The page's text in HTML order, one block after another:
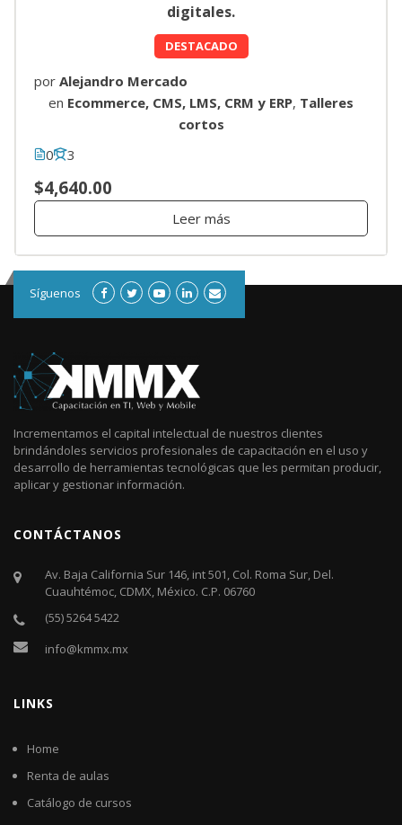
digitales.
DESTACADO
por Alejandro Mercado
en Ecommerce, CMS, LMS, CRM y ERP, Talleres
cortos
0
3
$4,640.00
Leer más
Síguenos
Incrementamos el capital intelectual de nuestros clientes
brindándoles servicios profesionales de capacitación en el uso y
desarrollo de herramientas tecnológicas que les permitan producir,
aplicar y gestionar información.
CONTÁCTANOS
Av. Baja California Sur 146, int 501, Col. Roma Sur, Del.
Cuauhtémoc, CDMX, México. C.P. 06760​
(55) 5264 5422
info@kmmx.mx
LINKS
Home
Renta de aulas
Catálogo de cursos